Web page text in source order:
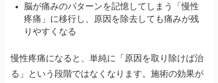
脳が痛みのパターンを記憶してしまう「慢性
疼痛」に移行し、原因を除去しても痛みが残
りやすくなる
慢性疼痛になると、単純に「原因を取り除けば治
る」という段階ではなくなります。施術の効果が